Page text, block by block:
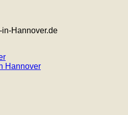
Hannover.de
Hannover